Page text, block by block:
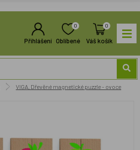
Přihlášení
0
Oblíbené
0
Váš košík
VIGA, Dřevěné magnetické puzzle - ovoce